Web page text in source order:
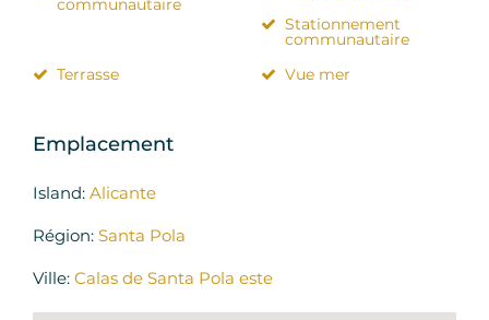
communautaire
Stationnement
communautaire
Terrasse
Vue mer
Emplacement
Island: Alicante
Région: Santa Pola
Ville: Calas de Santa Pola este